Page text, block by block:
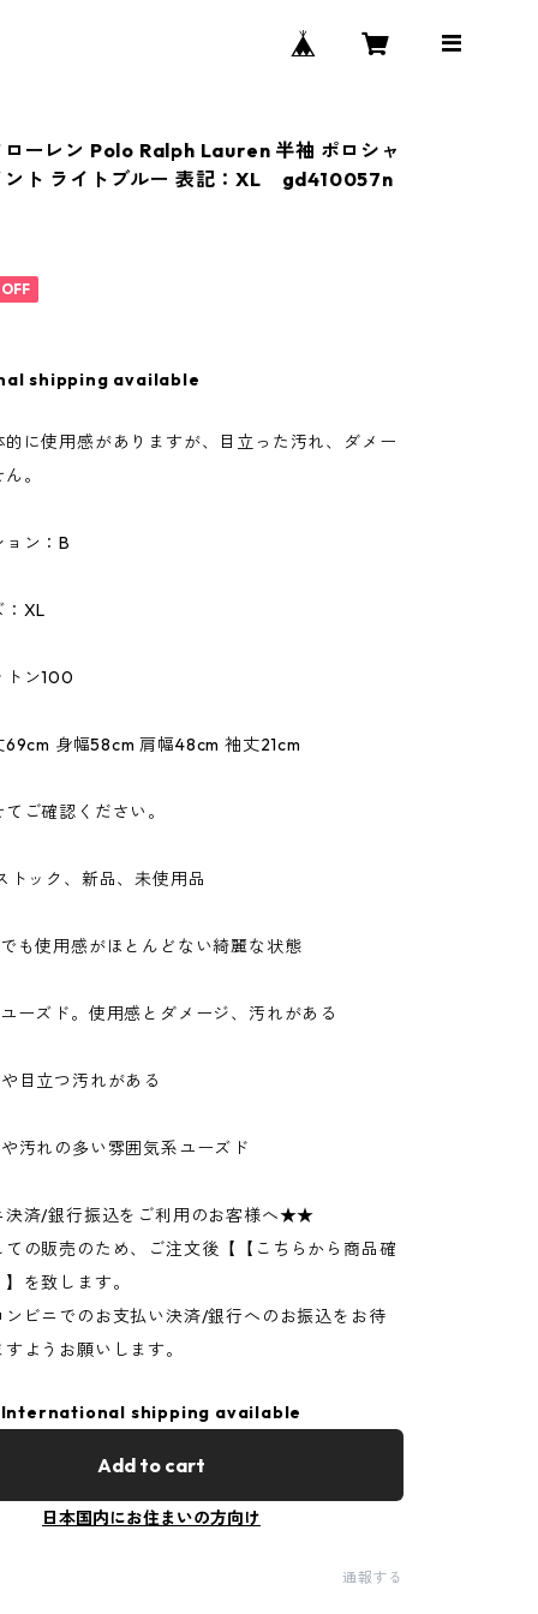
ローレン Polo Ralph Lauren 半袖 ポロシャ
ント ライトブルー 表記：XL gd410057n
shipping available
に使用感がありますが、目立った汚れ、ダメー
。
ン：B
XL
ン100
身幅58cm 肩幅48cm 袖丈21cm
ご確認ください。
トック、新品、未使用品
も使用感がほとんどない綺麗な状態
ーズド。使用感とダメージ、汚れがある
目立つ汚れがある
汚れの多い雰囲気系ユーズド
済/銀行振込をご利用のお客様へ★★
の販売のため、ご注文後【【こちらから商品確
を致します。
ンビニでのお支払い決済/銀行へのお振込をお待
ようお願いします。
International shipping available
Add to cart
日本国内にお住まいの方向け
通報する